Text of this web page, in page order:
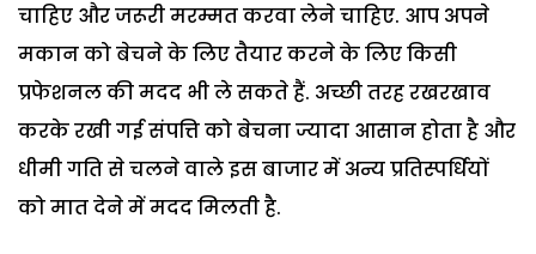
चाहिए और जरूरी मरम्मत करवा लेने चाहिए. आप अपने
मकान को बेचने के लिए तैयार करने के लिए किसी
प्रफेशनल की मदद भी ले सकते हैं. अच्छी तरह रखरखाव
करके रखी गई संपत्ति को बेचना ज्यादा आसान होता है और
धीमी गति से चलने वाले इस बाजार में अन्य प्रतिस्पर्धियों
को मात देने में मदद मिलती है.